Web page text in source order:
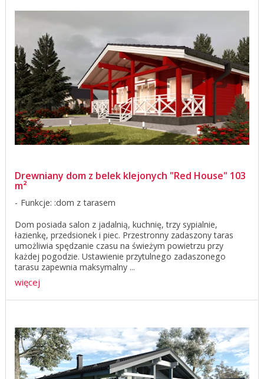
Drewniany dom z belek klejonych "Red House" 103
m²
Funkcje: :dom z tarasem
Dom posiada salon z jadalnią, kuchnię, trzy sypialnie,
łazienkę, przedsionek i piec. Przestronny zadaszony taras
umożliwia spędzanie czasu na świeżym powietrzu przy
każdej pogodzie. Ustawienie przytulnego zadaszonego
tarasu zapewnia maksymalny ...
więcej